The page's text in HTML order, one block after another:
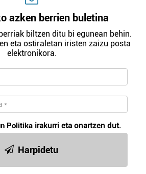
azken berrien buletina
biltzen ditu bi egunean behin.
eta ostiraletan iristen zaizu posta
elektronikora.
Politika irakurri eta onartzen dut.
Harpidetu